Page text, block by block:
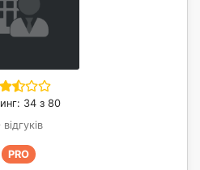
34 з 80
відгуків
PRO